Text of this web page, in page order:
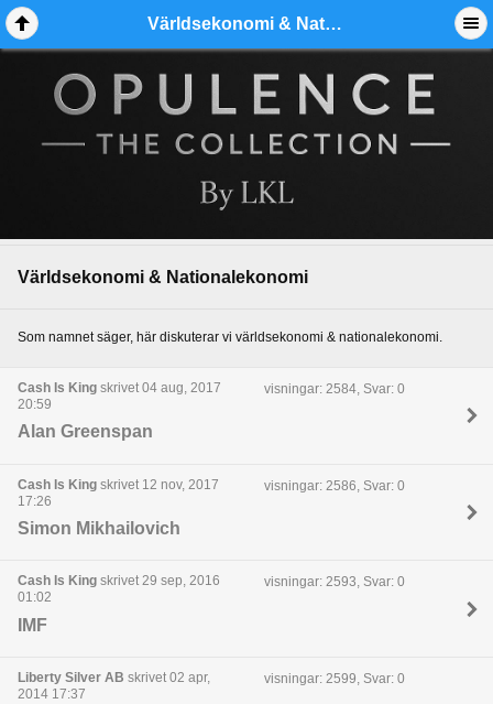
Världsekonomi & Nationalekonomi - Ädelmetallforum
Världsekonomi & Nationalekonomi
Som namnet säger, här diskuterar vi världsekonomi & nationalekonomi.
Cash Is King skrivet 04 aug, 2017
20:59
visningar: 2584, Svar: 0
Alan Greenspan
Cash Is King skrivet 12 nov, 2017
17:26
visningar: 2586, Svar: 0
Simon Mikhailovich
Cash Is King skrivet 29 sep, 2016
01:02
visningar: 2593, Svar: 0
IMF
Liberty Silver AB skrivet 02 apr,
2014 17:37
visningar: 2599, Svar: 0